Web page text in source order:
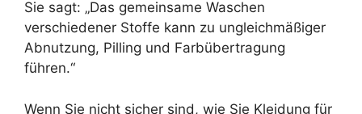
Sie sagt: „Das gemeinsame Waschen
verschiedener Stoffe kann zu ungleichmäßiger
Abnutzung, Pilling und Farbübertragung
führen.“
Wenn Sie nicht sicher sind, wie Sie Kleidung für